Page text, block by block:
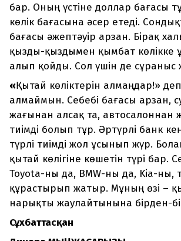
бар. Оның үстіне доллар бағасы
көлік бағасына әсер етеді.
бағасы әжептәуір арзан. Бірақ
қызды-қыздымен қымбат көлікке
алып қойды. Сол үшін де сұраныс
«Қытай көліктерін алмаңдар!»
алмаймын. Себебі бағасы арзан,
жағынан алсақ та, автосалоннан
тиімді болып тұр. Әртүрлі банк
түрлі тиімді жол ұсынып жүр.
қытай көлігіне көшетін түрі бар.
Toyota-ны да, BMW-ны да, Kia-ны,
құрастырып жатыр. Мұның өзі –
нарықты жаулайтынына бірден-
Сұхбаттасқан